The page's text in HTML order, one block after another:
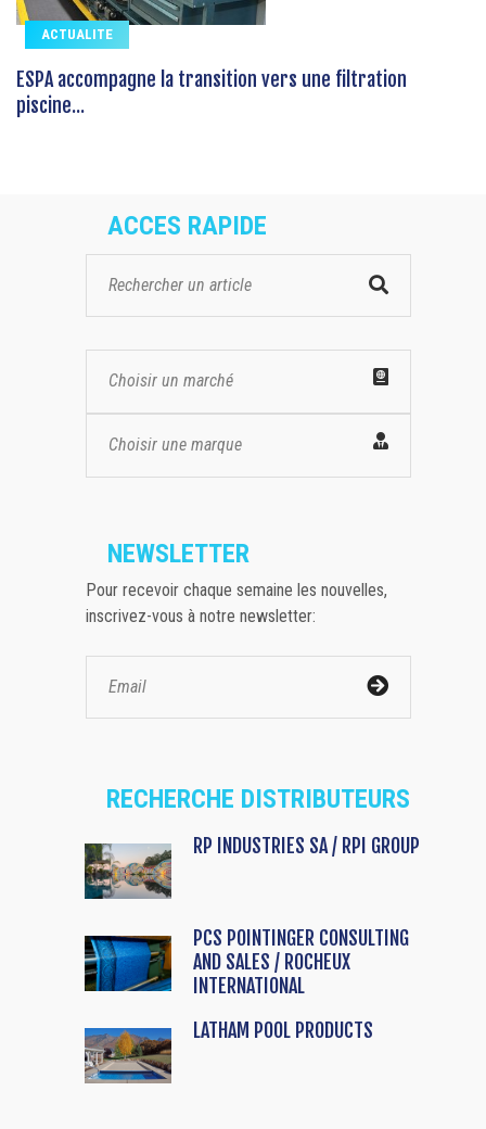
ACTUALITE
ESPA accompagne la transition vers une filtration
piscine...
ACCES RAPIDE
Choisir un marché
Choisir une marque
NEWSLETTER
Pour recevoir chaque semaine les nouvelles,
inscrivez-vous à notre newsletter:
RECHERCHE DISTRIBUTEURS
RP INDUSTRIES SA / RPI GROUP
PCS POINTINGER CONSULTING
AND SALES / ROCHEUX
INTERNATIONAL
LATHAM POOL PRODUCTS